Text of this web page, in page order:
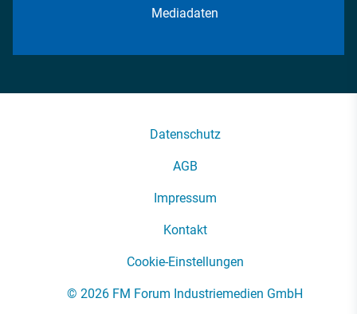
Mediadaten
Datenschutz
AGB
Impressum
Kontakt
Cookie-Einstellungen
© 2026 FM Forum Industriemedien GmbH